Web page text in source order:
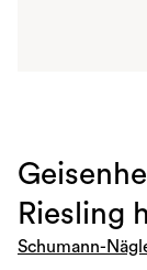
Riesling
Schumann-